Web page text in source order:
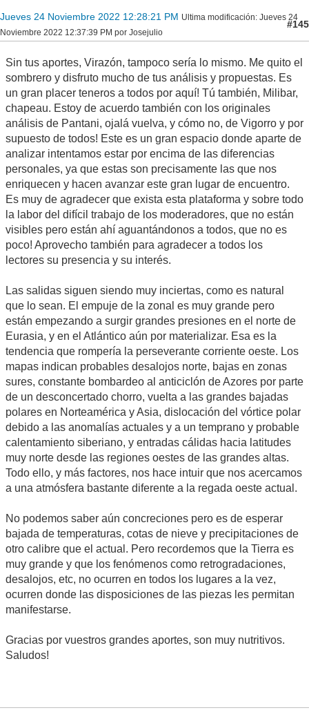
Jueves 24 Noviembre 2022 12:28:21 PM Ultima modificación: Jueves 24
Noviembre 2022 12:37:39 PM por Josejulio
#145
Sin tus aportes, Virazón, tampoco sería lo mismo. Me quito el
sombrero y disfruto mucho de tus análisis y propuestas. Es
un gran placer teneros a todos por aquí! Tú también, Milibar,
chapeau. Estoy de acuerdo también con los originales
análisis de Pantani, ojalá vuelva, y cómo no, de Vigorro y por
supuesto de todos! Este es un gran espacio donde aparte de
analizar intentamos estar por encima de las diferencias
personales, ya que estas son precisamente las que nos
enriquecen y hacen avanzar este gran lugar de encuentro.
Es muy de agradecer que exista esta plataforma y sobre todo
la labor del difícil trabajo de los moderadores, que no están
visibles pero están ahí aguantándonos a todos, que no es
poco! Aprovecho también para agradecer a todos los
lectores su presencia y su interés.
Las salidas siguen siendo muy inciertas, como es natural
que lo sean. El empuje de la zonal es muy grande pero
están empezando a surgir grandes presiones en el norte de
Eurasia, y en el Atlántico aún por materializar. Esa es la
tendencia que rompería la perseverante corriente oeste. Los
mapas indican probables desalojos norte, bajas en zonas
sures, constante bombardeo al anticiclón de Azores por parte
de un desconcertado chorro, vuelta a las grandes bajadas
polares en Norteamérica y Asia, dislocación del vórtice polar
debido a las anomalías actuales y a un temprano y probable
calentamiento siberiano, y entradas cálidas hacia latitudes
muy norte desde las regiones oestes de las grandes altas.
Todo ello, y más factores, nos hace intuir que nos acercamos
a una atmósfera bastante diferente a la regada oeste actual.
No podemos saber aún concreciones pero es de esperar
bajada de temperaturas, cotas de nieve y precipitaciones de
otro calibre que el actual. Pero recordemos que la Tierra es
muy grande y que los fenómenos como retrogradaciones,
desalojos, etc, no ocurren en todos los lugares a la vez,
ocurren donde las disposiciones de las piezas les permitan
manifestarse.
Gracias por vuestros grandes aportes, son muy nutritivos.
Saludos!